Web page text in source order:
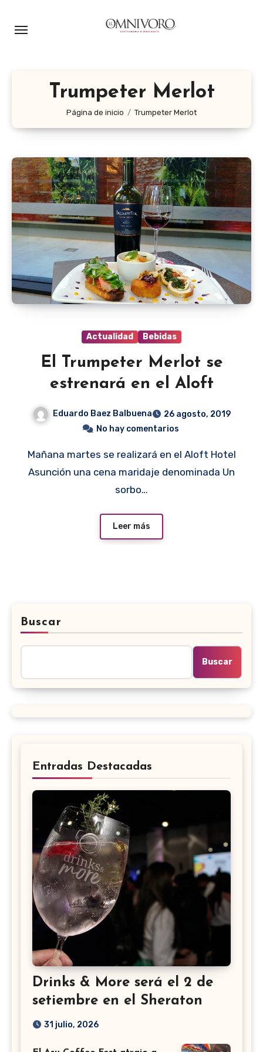
Trumpeter Merlot
Página de inicio Trumpeter Merlot
Actualidad Bebidas
El Trumpeter Merlot se
estrenará en el Aloft
Eduardo Baez Balbuena
26 agosto, 2019
No hay comentarios
Mañana martes se realizará en el Aloft Hotel
Asunción una cena maridaje denominada Un
sorbo…
Leer más
Buscar
Buscar
Entradas Destacadas
Drinks & More será el 2 de
setiembre en el Sheraton
31 julio, 2026